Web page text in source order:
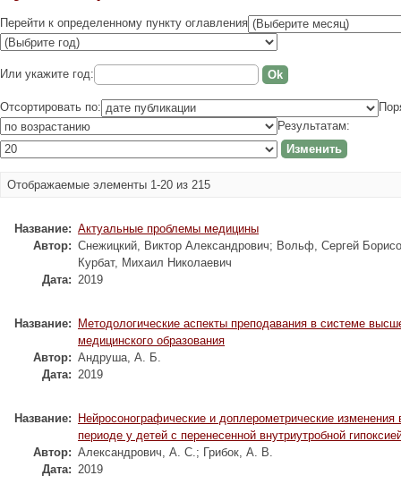
Перейти к определенному пункту оглавления
Или укажите год:
Отсортировать по:
Результатам:
Отображаемые элементы 1-20 из 215
Название: Актуальные проблемы медицины
Автор: Снежицкий, Виктор Александрович; Вольф, Сергей
Курбат, Михаил Николаевич
Дата: 2019
Название:
Методологические аспекты преподавания в системе
медицинского образования
Автор: Андруша, А. Б.
Дата: 2019
Название:
Нейросонографические и доплерометрические изменения
периоде у детей с перенесенной внутриутробной
Автор: Александрович, А. С.; Грибок, А. В.
Дата: 2019